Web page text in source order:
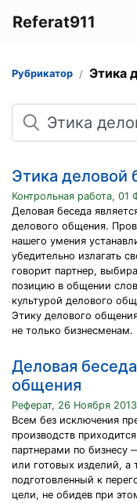
Referat911
Рубрикатор Этика
Поиск
Этика деловой
Контрольная работа, 01
Деловая беседа
делового общения.
нашего умения
убедительно излагать
говорит партнер,
позицию в общении
культурой делового
Этику делового
не только бизнесменам.
Деловая
общения
Реферат, 26 Ноября 2013
Всем без исключения
производств
партнерами по
или готовых изделий, а
подготовленный к
цели, не обидев при